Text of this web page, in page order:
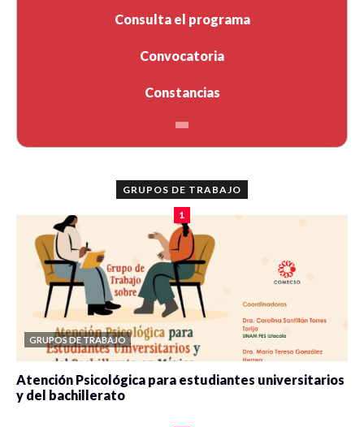
Consulta el programa
Convocatoria
Constancias
GRUPOS DE TRABAJO
1
GRUPOS DE TRABAJO
Atención Psicológica para estudiantes universitarios
y del bachillerato